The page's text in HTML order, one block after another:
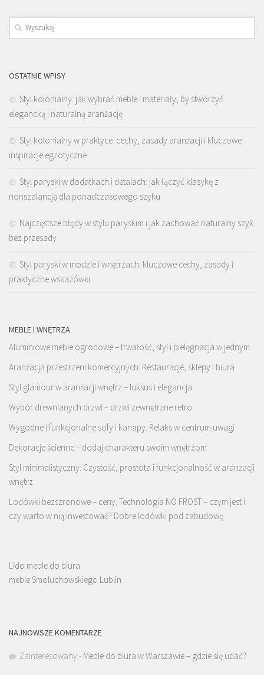
OSTATNIE WPISY
Styl kolonialny: jak wybrać meble i materiały, by stworzyć
elegancką i naturalną aranżację
Styl kolonialny w praktyce: cechy, zasady aranżacji i kluczowe
inspiracje egzotyczne
Styl paryski w dodatkach i detalach: jak łączyć klasykę z
nonszalancją dla ponadczasowego szyku
Najczęstsze błędy w stylu paryskim i jak zachować naturalny szyk
bez przesady
Styl paryski w modzie i wnętrzach: kluczowe cechy, zasady i
praktyczne wskazówki
MEBLE I WNĘTRZA
Aluminiowe meble ogrodowe – trwałość, styl i pielęgnacja w jednym
Aranżacja przestrzeni komercyjnych: Restauracje, sklepy i biura
Styl glamour w aranżacji wnętrz – luksus i elegancja
Wybór drewnianych drzwi – drzwi zewnętrzne retro
Wygodne i funkcjonalne sofy i kanapy: Relaks w centrum uwagi
Dekoracje ścienne – dodaj charakteru swoim wnętrzom
Styl minimalistyczny: Czystość, prostota i funkcjonalność w aranżacji
wnętrz
Lodówki bezszronowe – ceny. Technologia NO FROST – czym jest i
czy warto w nią inwestować? Dobre lodówki pod zabudowę
Lido meble do biura
meble Smoluchowskiego Lublin
NAJNOWSZE KOMENTARZE
Zainteresowany - Meble do biura w Warszawie – gdzie się udać?